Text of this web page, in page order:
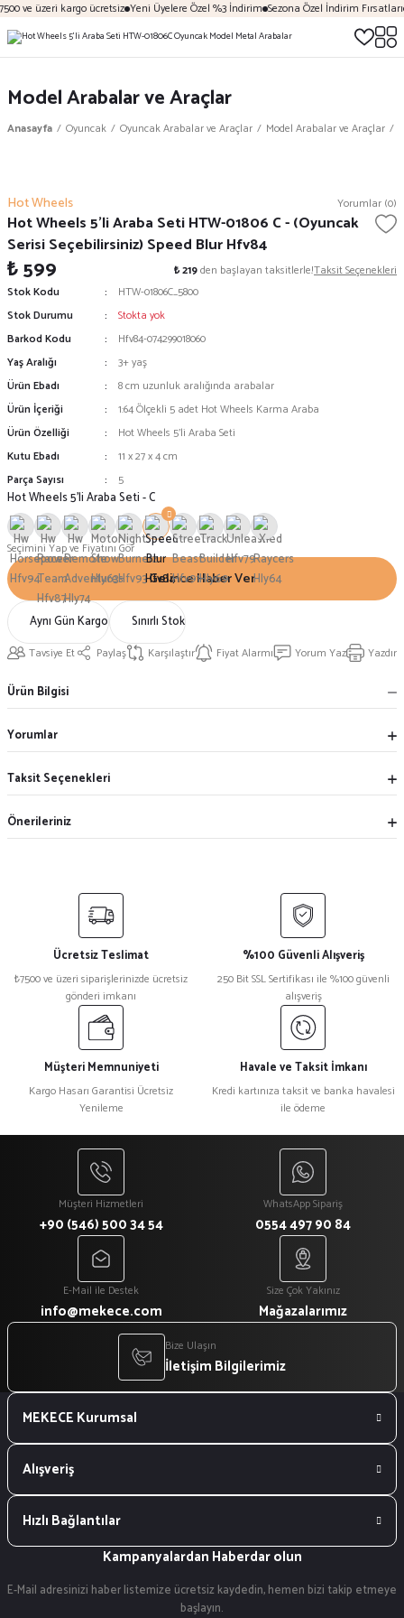
ve üzeri kargo ücretsiz Yeni Üyelere Özel %3 İndirim Sezona Özel İndirim Fırsatları
Model Arabalar ve Araçlar
Anasayfa Oyuncak Oyuncak Arabalar ve Araçlar Model Arabalar ve Araçlar
Hot Wheels Yorumlar (0)
Hot Wheels 5'li Araba Seti HTW-01806 C - (Oyuncak
Serisi Seçebilirsiniz) Speed Blur Hfv84
₺ 599 ₺ 219den başlayan taksitlerle!Taksit Seçenekleri
Stok Kodu
HTW-01806C_5800
Stok Durumu
Stokta yok
Barkod Kodu
Hfv84-074299018060
Yaş Aralığı
3+ yaş
Ürün Ebadı
8 cm uzunluk aralığında arabalar
Ürün İçeriği
1:64 Ölçekli 5 adet Hot Wheels Karma Araba
Ürün Özelliği
Hot Wheels 5'li Araba Seti
Kutu Ebadı
11 x 27 x 4 cm
Parça Sayısı
5
Hot Wheels 5'li Araba Seti - C
Seçimini Yap ve Fiyatını Gör
Gelince Haber Ver
Aynı Gün Kargo Sınırlı Stok
Tavsiye Et Paylaş Karşılaştır Fiyat Alarmı Yorum Yaz Yazdır
Ürün Bilgisi
Yorumlar
Taksit Seçenekleri
Önerileriniz
Ücretsiz Teslimat
₺7500 ve üzeri siparişlerinizde ücretsiz
gönderi imkanı
%100 Güvenli Alışveriş
250 Bit SSL Sertifikası ile %100 güvenli
alışveriş
Müşteri Memnuniyeti
Kargo Hasarı Garantisi Ücretsiz
Yenileme
Havale ve Taksit İmkanı
Kredi kartınıza taksit ve banka havalesi
ile ödeme
Müşteri Hizmetleri
+90 (546) 500 34 54
WhatsApp Sipariş
0554 497 90 84
E-Mail ile Destek
info@mekece.com
Size Çok Yakınız
Mağazalarımız
Bize Ulaşın
İletişim Bilgilerimiz
MEKECE Kurumsal
Alışveriş
Hızlı Bağlantılar
Kampanyalardan Haberdar olun
E-Mail adresinizi haber listemize ücretsiz kaydedin, hemen bizi takip etmeye
başlayın.